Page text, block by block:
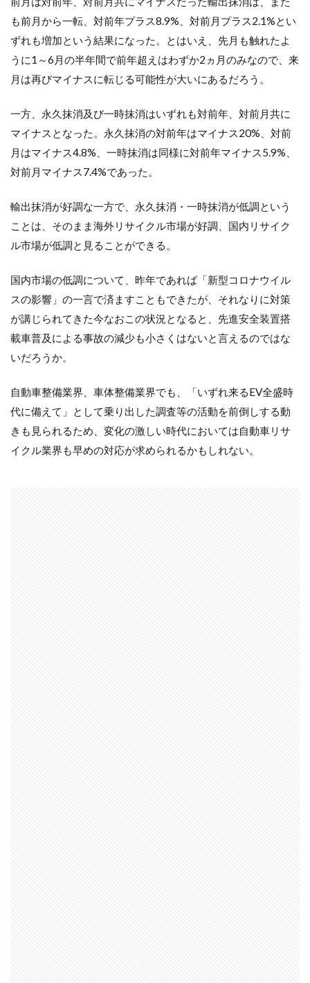
も前月から一転、対前年プラス8.9%、対前月プラス2.1%とい
ずれも増加という結果になった。とはいえ、先月も触れたよ
うに1～6月の半年間で前年超えはわずか2ヵ月のみなので、来
月は再びマイナスに転じる可能性が大いにあるだろう。
一方、永久抹消及び一時抹消はいずれも対前年、対前月共に
マイナスとなった。永久抹消の対前年はマイナス20%、対前
月はマイナス4.8%、一時抹消は同様に対前年マイナス5.9%、
対前月マイナス7.4%であった。
輸出抹消が好調な一方で、永久抹消・一時抹消が低調という
ことは、そのまま海外リサイクル市場が好調、国内リサイク
ル市場が低調と見ることができる。
国内市場の低調について、昨年であれば「新型コロナウイル
スの影響」の一言で済ますこともできたが、それなりに対策
が講じられてきた今なおこの状況となると、先進安全装置搭
載車普及による事故の減少も小さくはないと言えるのではな
いだろうか。
自動車整備業界、車体整備業界でも、「いずれ来るEV全盛時
代に備えて」として乗り出した調査等の活動を前倒しする動
きも見られるため、変化の激しい時代においては自動車リサ
イクル業界も早めの対応が求められるかもしれない。